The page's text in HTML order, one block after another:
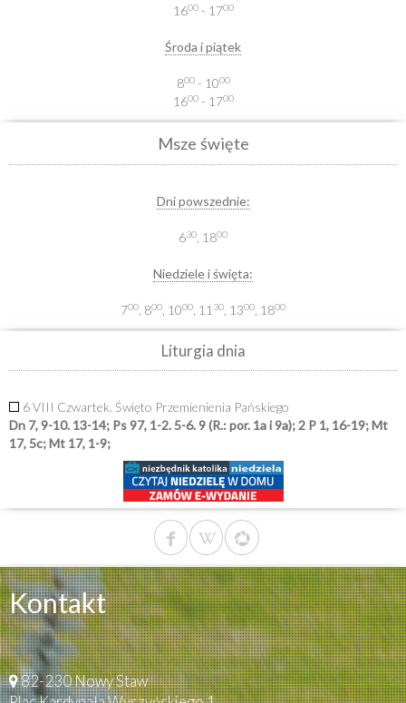
1600- 1700
Środa i piątek
800- 1000
1600- 1700
Msze święte
Dni powszednie:
630 , 1800
Niedziele i święta:
700 , 800 , 1000 , 11 30 , 1300 , 1800
Liturgia dnia
6 VIII Czwartek. Święto Przemienienia Pańskiego
Dn 7, 9-10. 13-14; Ps 97, 1-2. 5-6. 9 (R.: por. 1a i 9a); 2 P 1, 16-19; Mt
17, 5c; Mt 17, 1-9;
Kontakt
82-230 Nowy Staw